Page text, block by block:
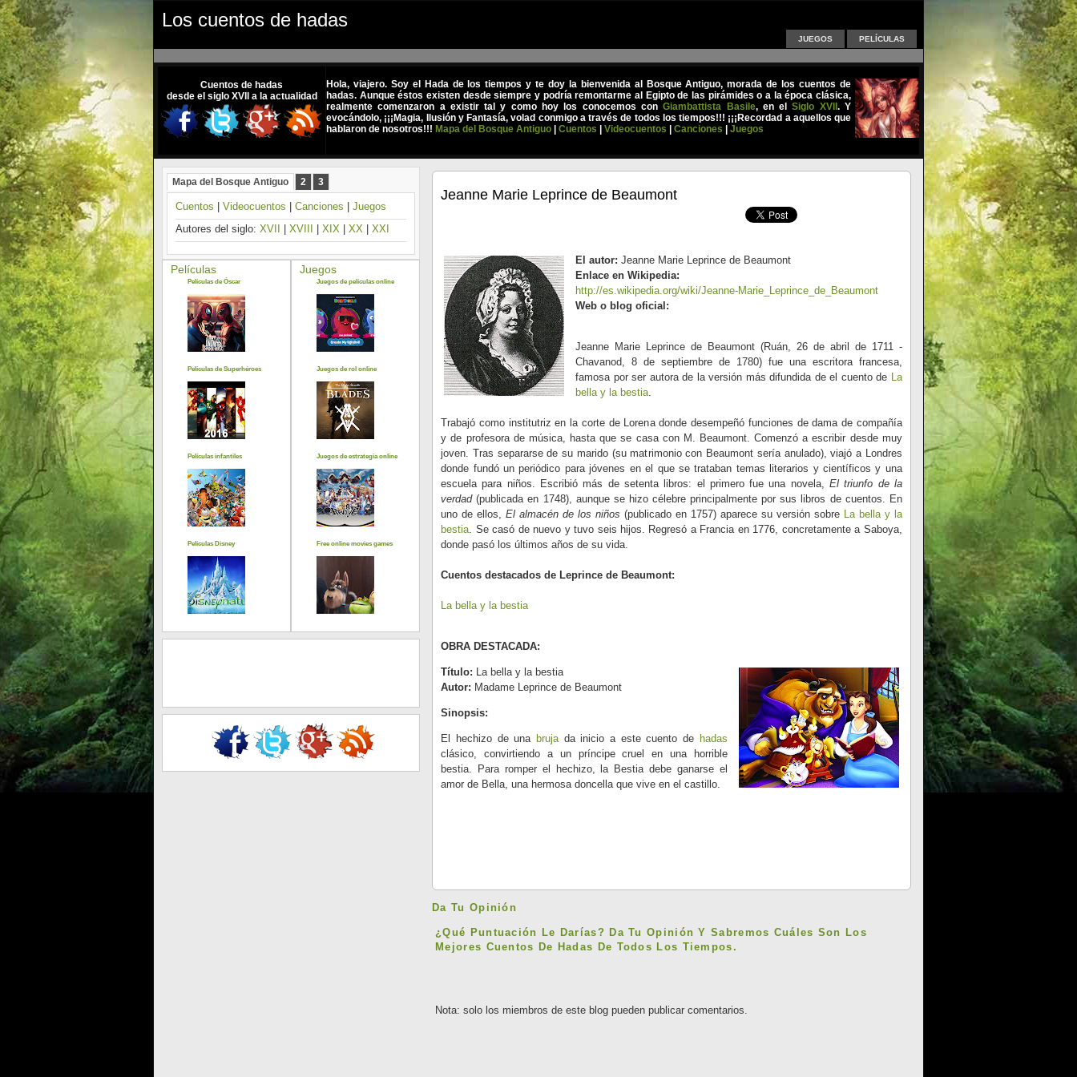
Los cuentos de hadas
JUEGOS PELÍCULAS
Cuentos de hadas
desde el siglo XVII a la actualidad
Hola, viajero. Soy el Hada de los tiempos y te doy la bienvenida al Bosque Antiguo, morada de los cuentos de
hadas. Aunque éstos existen desde siempre y podría remontarme al Egipto de las pirámides o a la época clásica,
realmente comenzaron a existir tal y como hoy los conocemos conGiambattista Basile, en elSiglo XVII . Y
evocándolo, ¡¡¡Magia, Ilusión y Fantasía, volad conmigo a través de todos los tiempos!!! ¡¡¡Recordad a aquellos que
hablaron de nosotros!!! Mapa del Bosque Antiguo Cuentos Videocuentos Canciones Juegos
Jeanne Marie Leprince de Beaumont
El autor: Jeanne Marie Leprince de Beaumont
Enlace en Wikipedia:
http://es.wikipedia.org/wiki/Jeanne-Marie_Leprince_de_Beaumont
Web o blog oficial:
Jeanne Marie Leprince de Beaumont (Ruán, 26 de abril de 1711 -
Chavanod, 8 de septiembre de 1780) fue una escritora francesa,
famosa por ser autora de la versión más difundida de el cuento de La
bella y la bestia.
Trabajó como institutriz en la corte de Lorena donde desempeñó funciones de dama de compañía
y de profesora de música, hasta que se casa con M. Beaumont. Comenzó a escribir desde muy
joven. Tras separarse de su marido (su matrimonio con Beaumont sería anulado), viajó a Londres
donde fundó un periódico para jóvenes en el que se trataban temas literarios y científicos y una
escuela para niños. Escribió más de setenta libros: el primero fue una novela, El triunfo de la
verdad(publicada en 1748), aunque se hizo célebre principalmente por sus libros de cuentos. En
uno de ellos,El almacén de los niños (publicado en 1757) aparece su versión sobre La bella y la
bestia. Se casó de nuevo y tuvo seis hijos. Regresó a Francia en 1776, concretamente a Saboya,
donde pasó los últimos años de su vida.
Cuentos destacados de Leprince de Beaumont:
La bella y la bestia
OBRA DESTACADA:
Título: La bella y la bestia
Autor: Madame Leprince de Beaumont
Sinopsis:
El hechizo de una brujada inicio a este cuento de hadas
clásico, convirtiendo a un príncipe cruel en una horrible
bestia. Para romper el hechizo, la Bestia debe ganarse el
amor de Bella, una hermosa doncella que vive en el castillo.
Da Tu Opinión
¿Qué Puntuación Le Darías? Da Tu Opinión Y Sabremos Cuáles Son Los
Mejores Cuentos De Hadas De Todos Los Tiempos.
Nota: solo los miembros de este blog pueden publicar comentarios.
Mapa del Bosque Antiguo 2 3
Cuentos Videocuentos Canciones
Juegos
Autores del siglo: XVII XVIII XIX XX XXI
Películas
Películas de Óscar
Películas de Superhéroes
Películas infantiles
Películas Disney
Juegos
Juegos de películas online
Juegos de rol online
Juegos de estrategia online
Free online movies games